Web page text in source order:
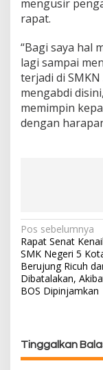
mengusir
rapat.
“Bagi saya hal
lagi sampai
terjadi di
mengabdi
memimpin
dengan
N
a
v
i
g
p
Pos sebelumnya
Rapat Senat
SMK Negeri 5
Berujung Ricuh
Dibatalakan,
BOS Dipinjamkan
Tinggalkan